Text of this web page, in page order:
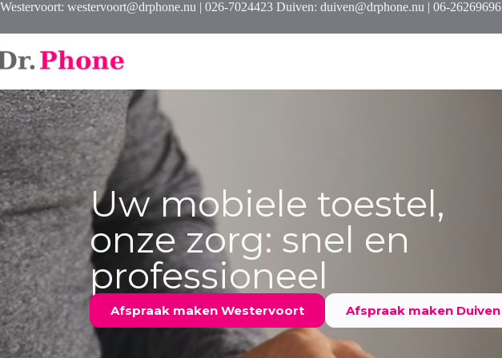
Westervoort: westervoort@drphone.nu | 026-7024423 Duiven: duiven@drphone.nu | 06-26269696
Uw mobiele toestel,
onze zorg: snel en
professioneel
Afspraak maken Westervoort Afspraak maken Duiven